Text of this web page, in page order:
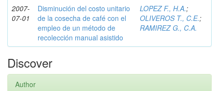
2007-
07-01
Disminución del costo unitario
de la cosecha de café con el
empleo de un método de
recolección manual asistido
LOPEZ F., H.A.;
OLIVEROS T., C.E.;
RAMIREZ G., C.A.
Discover
Author